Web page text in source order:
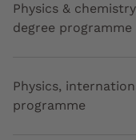
Physics &
degree programme
Physics,
programme